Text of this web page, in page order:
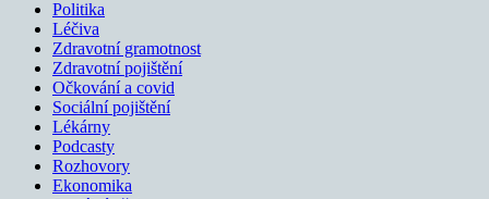
Politika
Léčiva
Zdravotní gramotnost
Zdravotní pojištění
Očkování a covid
Sociální pojištění
Lékárny
Podcasty
Rozhovory
Ekonomika